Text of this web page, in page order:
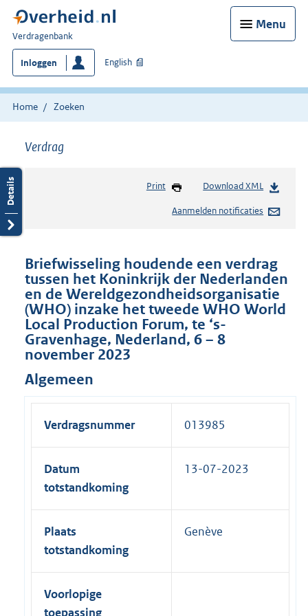
Menu
U
bent
hier:
Verdragenbank
Inloggen English
Home Zoeken
Verdrag
Print Download XML
Aanmelden notificaties
Briefwisseling houdende een verdrag
tussen het Koninkrijk der Nederlanden
en de Wereldgezondheidsorganisatie
(WHO) inzake het tweede WHO World
Local Production Forum, te ‘s-
Gravenhage, Nederland, 6 – 8
november 2023
Algemeen
Verdragsnummer 013985
Datum
totstandkoming
13-07-2023
Plaats
totstandkoming
Genève
Voorlopige
toepassing